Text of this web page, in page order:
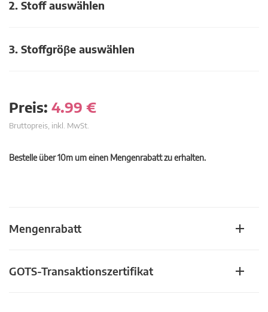
2. Stoff auswählen
3. Stoffgröβe auswählen
Preis: 4.99 €
Bruttopreis, inkl. MwSt.
Bestelle über 10m um einen Mengenrabatt zu erhalten.
Mengenrabatt
GOTS-Transaktionszertifikat